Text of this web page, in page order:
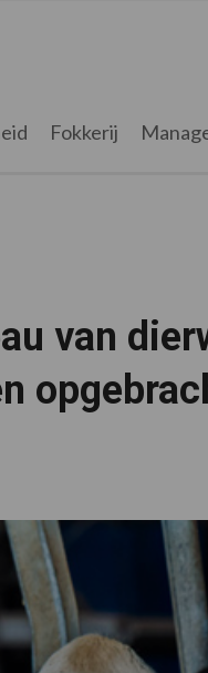
Fokkerij
van